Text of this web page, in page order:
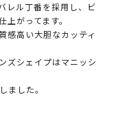
レル丁番を採用し、ビ
がってます。
感高い大胆なカッティ
ズシェイプはマニッシ
ました。